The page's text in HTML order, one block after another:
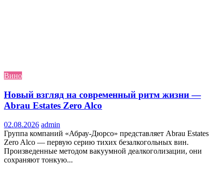
Вино
Новый взгляд на современный ритм жизни —
Abrau Estates Zero Alco
02.08.2026 admin
Группа компаний «Абрау-Дюрсо» представляет Abrau Estates
Zero Alco — первую серию тихих безалкогольных вин.
Произведенные методом вакуумной деалкоголизации, они
сохраняют тонкую...